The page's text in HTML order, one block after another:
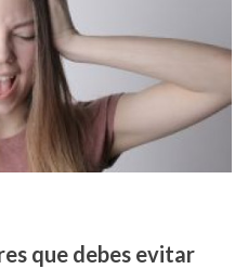
que debes evitar